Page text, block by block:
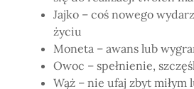
Jajko – coś nowego
życiu
Moneta – awans lub
Owoc – spełnienie,
Wąż – nie ufaj zbyt miłym